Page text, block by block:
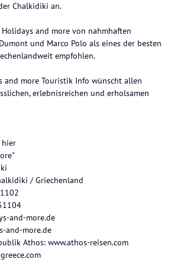
Chalkidiki an.
and more von nahmhaften
und Marco Polo als eines der besten
empfohlen.
and more Touristik Info wünscht allen
erlebnisreichen und erholsamen
hier
/ Griechenland
and-more.de
and-more.de
Athos: www.athos-reisen.com